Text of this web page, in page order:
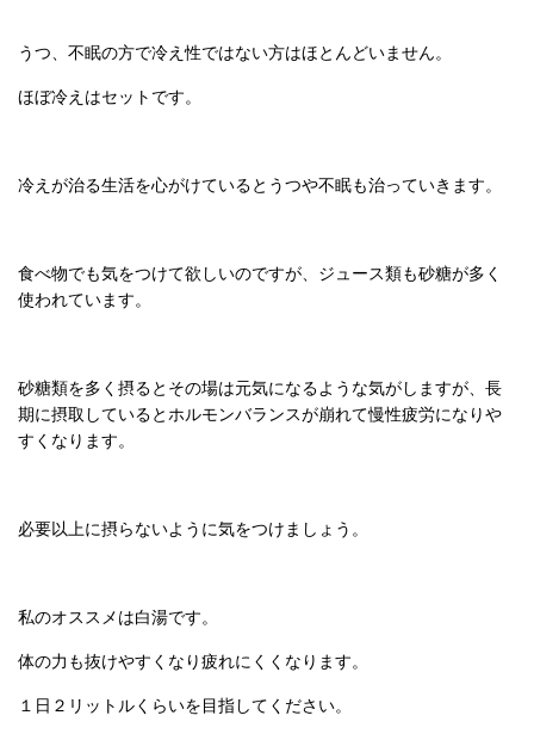
うつ、不眠の方で冷え性ではない方はほとんどいません。
ほぼ冷えはセットです。
冷えが治る生活を心がけているとうつや不眠も治っていきます。
食べ物でも気をつけて欲しいのですが、ジュース類も砂糖が多く
使われています。
砂糖類を多く摂るとその場は元気になるような気がしますが、長
期に摂取しているとホルモンバランスが崩れて慢性疲労になりや
すくなります。
必要以上に摂らないように気をつけましょう。
私のオススメは白湯です。
体の力も抜けやすくなり疲れにくくなります。
１日２リットルくらいを目指してください。